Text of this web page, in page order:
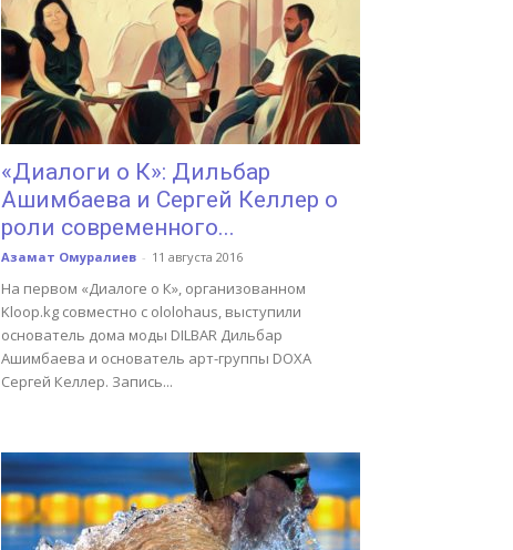
«Диалоги о К»: Дильбар
Ашимбаева и Сергей Келлер о
роли современного...
Азамат Омуралиев - 11 августа 2016
На первом «Диалоге о К», организованном
Kloop.kg совместно с ololohaus, выступили
основатель дома моды DILBAR Дильбар
Ашимбаева и основатель арт-группы DOXA
Сергей Келлер. Запись...